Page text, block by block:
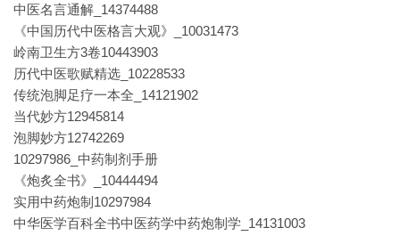
中医名言通解_14374488
《中国历代中医格言大观》_10031473
岭南卫生方3卷10443903
历代中医歌赋精选_10228533
传统泡脚足疗一本全_14121902
当代妙方12945814
泡脚妙方12742269
10297986_中药制剂手册
《炮炙全书》_10444494
实用中药炮制10297984
中华医学百科全书中医药学中药炮制学_14131003